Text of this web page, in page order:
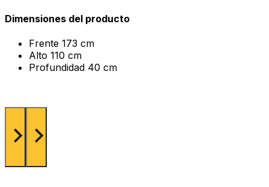
Dimensiones del producto
Frente 173 cm
Alto 110 cm
Profundidad 40 cm